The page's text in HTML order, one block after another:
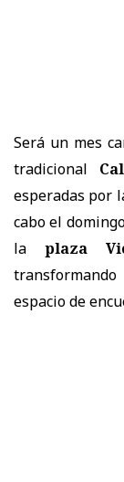
Será un mes
tradicional
esperadas por
cabo el
la
plaza
espacio de